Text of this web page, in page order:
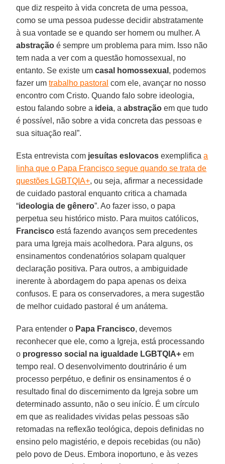
que diz respeito à vida concreta de uma pessoa,
como se uma pessoa pudesse decidir abstratamente
à sua vontade se e quando ser homem ou mulher. A
abstração é sempre um problema para mim. Isso não
tem nada a ver com a questão homossexual, no
entanto. Se existe umcasal homossexual , podemos
fazer umtrabalho pastoral com ele, avançar no nosso
encontro com Cristo. Quando falo sobre ideologia,
estou falando sobre a ideia, aabstração em que tudo
é possível, não sobre a vida concreta das pessoas e
sua situação real”.
Esta entrevista com jesuítas eslovacos exemplificaa
linha que o Papa Francisco segue quando se trata de
questões LGBTQIA+, ou seja, afirmar a necessidade
de cuidado pastoral enquanto critica a chamada
“ideologia de gênero”. Ao fazer isso, o papa
perpetua seu histórico misto. Para muitos católicos,
Francisco está fazendo avanços sem precedentes
para uma Igreja mais acolhedora. Para alguns, os
ensinamentos condenatórios solapam qualquer
declaração positiva. Para outros, a ambiguidade
inerente à abordagem do papa apenas os deixa
confusos. E para os conservadores, a mera sugestão
de melhor cuidado pastoral é um anátema.
Para entender o Papa Francisco, devemos
reconhecer que ele, como a Igreja, está processando
o progresso social na igualdade LGBTQIA+ em
tempo real. O desenvolvimento doutrinário é um
processo perpétuo, e definir os ensinamentos é o
resultado final do discernimento da Igreja sobre um
determinado assunto, não o seu início. É um círculo
em que as realidades vividas pelas pessoas são
retomadas na reflexão teológica, depois definidas no
ensino pelo magistério, e depois recebidas (ou não)
pelo povo de Deus. Embora inoportuno, e às vezes